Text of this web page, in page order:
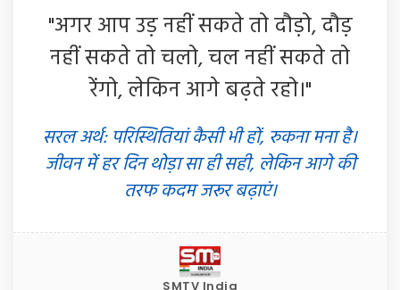
"अगर आप उड़ नहीं सकते तो दौड़ो, दौड़
नहीं सकते तो चलो, चल नहीं सकते तो
रेंगो, लेकिन आगे बढ़ते रहो।"
सरल अर्थ: परिस्थितियां कैसी भी हों, रुकना मना है।
जीवन में हर दिन थोड़ा सा ही सही, लेकिन आगे की
तरफ कदम जरूर बढ़ाएं।
SMTV India